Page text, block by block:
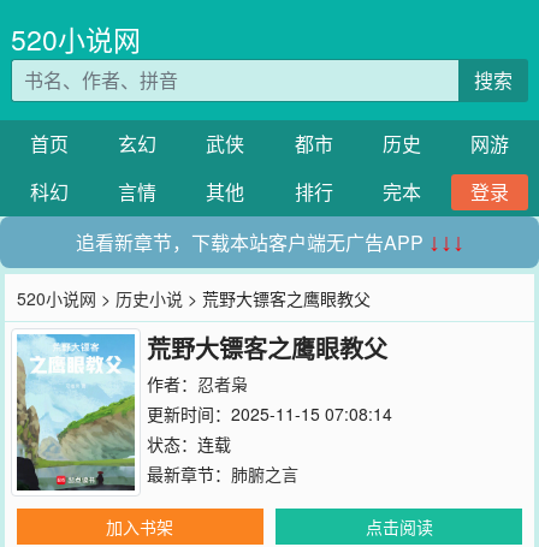
520小说网
搜索
首页 玄幻 武侠 都市 历史
网游
科幻
言情 其他 排行 完本
登录
追看新章节，下载本站客户端无广告APP ↓↓↓
520小说网 > 历史小说 > 荒野大镖客之鹰眼教父
荒野大镖客之鹰眼教父
作者： 忍者枭
更新时间：2025-11-15 07:08:14
状态：连载
最新章节： 肺腑之言
加入书架
点击阅读